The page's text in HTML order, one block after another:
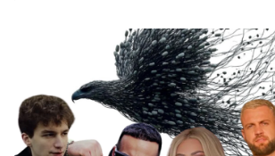
arritur të prekin finalen, po presin
momentin final, ku një prej tyre do
çmimin e madh. Si kurrë më parë,...